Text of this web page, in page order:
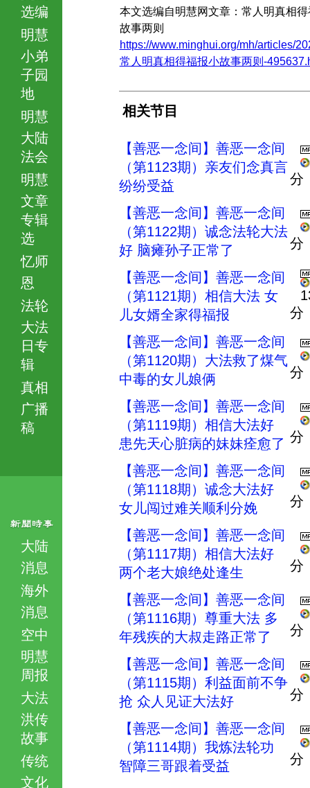
选编
明慧
小弟
子园
地
明慧
大陆
法会
明慧
文章
专辑
选
忆师
恩
法轮
大法
日专
辑
真相
广播
稿
大陆
消息
海外
消息
空中
明慧
周报
大法
洪传
故事
传统
文化
本文选编自明慧网文章：常人明真相
故事两则
https://www.minghui.org/mh/articles/
常人明真相得福报小故事两则-
相关节目
【善恶一念间】善恶一念间
（第1123期）亲友们念真言
纷纷受益
分
【善恶一念间】善恶一念间
（第1122期）诚念法轮大法
好 脑瘫孙子正常了
分
【善恶一念间】善恶一念间
（第1121期）相信大法 女
儿女婿全家得福报
分
【善恶一念间】善恶一念间
（第1120期）大法救了煤气
中毒的女儿娘俩
分
【善恶一念间】善恶一念间
（第1119期）相信大法好
患先天心脏病的妹妹痊愈了 分
【善恶一念间】善恶一念间
（第1118期）诚念大法好
女儿闯过难关顺利分娩
分
【善恶一念间】善恶一念间
（第1117期）相信大法好
两个老大娘绝处逢生
分
【善恶一念间】善恶一念间
（第1116期）尊重大法 多
年残疾的大叔走路正常了
分
【善恶一念间】善恶一念间
（第1115期）利益面前不争
抢 众人见证大法好
分
【善恶一念间】善恶一念间
（第1114期）我炼法轮功
智障三哥跟着受益
分